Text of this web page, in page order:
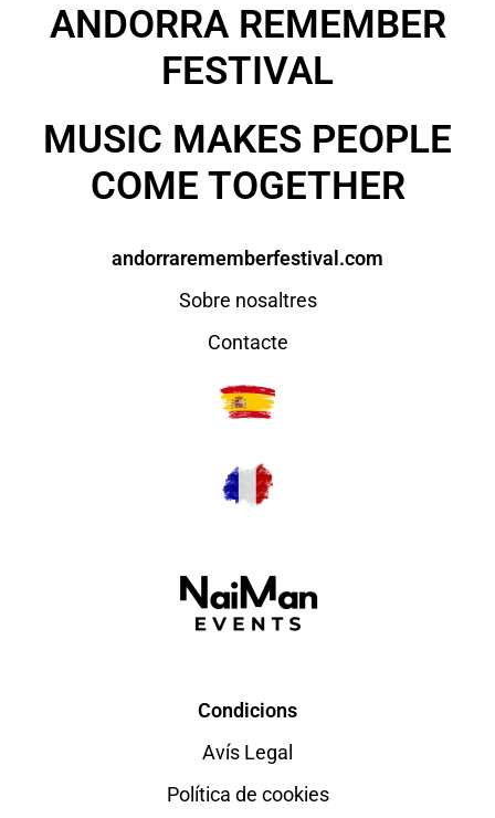
ANDORRA REMEMBER
FESTIVAL
MUSIC MAKES PEOPLE
COME TOGETHER
andorrarememberfestival.com
Sobre nosaltres
Contacte
Condicions
Avís Legal
Política de cookies